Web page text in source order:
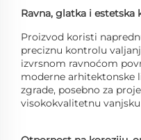
Ravna, glatka i estetska
Proizvod koristi
preciznu kontrolu
izvrsnom ravnoćom
moderne arhitektonske
zgrade, posebno za
visokokvalitetnu